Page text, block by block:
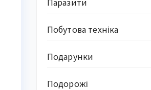
Побутова техніка
Подарунки
Подорожі